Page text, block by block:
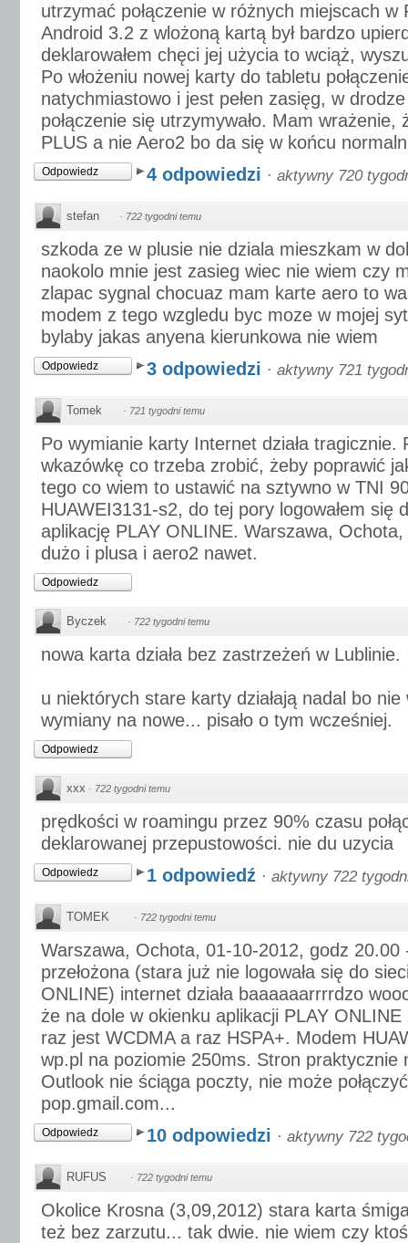
utrzymać połączenie w różnych miejscach w
Android 3.2 z wlożoną kartą był bardzo
deklarowałem chęci jej użycia to wciąż,
Po włożeniu nowej karty do tabletu
natychmiastowo i jest pełen zasięg, w
połączenie się utrzymywało. Mam
PLUS a nie Aero2 bo da się w końcu
Odpowiedz 4 odpowiedzi · aktywny 720
stefan · 722 tygodni temu
szkoda ze w plusie nie dziala mieszkam w
naokolo mnie jest zasieg wiec nie wiem czy
zlapac sygnal chocuaz mam karte aero to
modem z tego wzgledu byc moze w mojej
bylaby jakas anyena kierunkowa nie wiem
Odpowiedz 3 odpowiedzi · aktywny 721
Tomek · 721 tygodni temu
Po wymianie karty Internet działa tragicznie.
wkazówkę co trzeba zrobić, żeby poprawić
tego co wiem to ustawić na sztywno w TNI
HUAWEI3131-s2, do tej pory logowałem się
aplikację PLAY ONLINE. Warszawa,
dużo i plusa i aero2 nawet.
Odpowiedz
Byczek · 722 tygodni temu
nowa karta działa bez zastrzeżeń w Lublinie.
u niektórych stare karty działają nadal bo nie
wymiany na nowe... pisało o tym wcześniej.
Odpowiedz
xxx · 722 tygodni temu
prędkości w roamingu przez 90% czasu
deklarowanej przepustowości. nie du uzycia
Odpowiedz 1 odpowiedź · aktywny 722
TOMEK · 722 tygodni temu
Warszawa, Ochota, 01-10-2012, godz 20.00
przełożona (stara już nie logowała się do
ONLINE) internet działa baaaaaarrrrdzo
że na dole w okienku aplikacji PLAY
raz jest WCDMA a raz HSPA+. Modem
wp.pl na poziomie 250ms. Stron praktycznie
Outlook nie ściąga poczty, nie może
pop.gmail.com...
Odpowiedz 10 odpowiedzi · aktywny 722
RUFUS · 722 tygodni temu
Okolice Krosna (3,09,2012) stara karta
też bez zarzutu... tak dwie. nie wiem czy